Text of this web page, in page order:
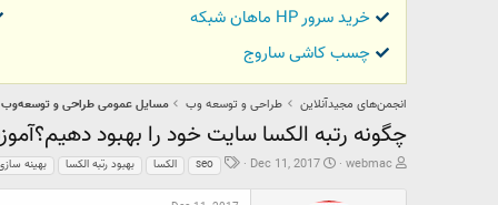
خرید سرور HP ماهان شبکه
چسب کاشی ساروج
انجمن‌های مجیدآنلاین طراحی و توسعه وب مسایل عمومی طراحی و توسعه‌وب
چگونه رتبه الکسا سایت خود را بهبود
ش
webmac
تDec 11, 2017
ب seo الکسا بهبود رتبه الکسا بهینه